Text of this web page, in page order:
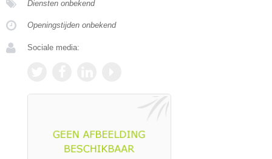
Diensten onbekend
Openingstijden onbekend
Sociale media: